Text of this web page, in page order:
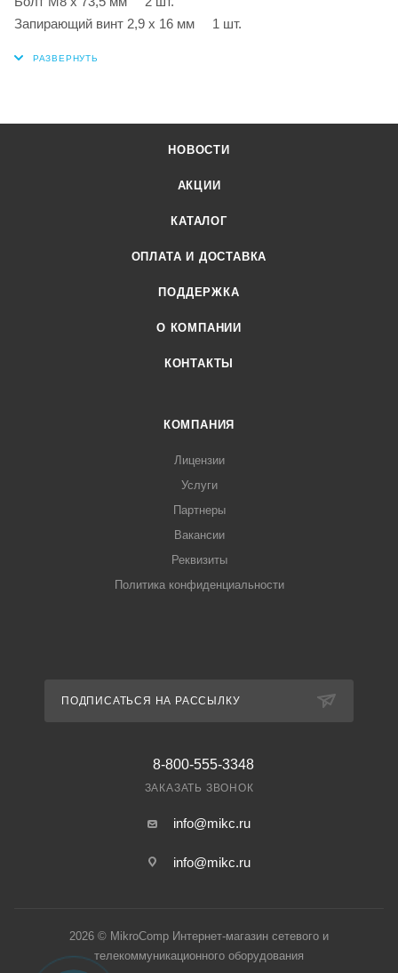
Запирающий винт 2,9 x 16 мм 1 шт.
НОВОСТИ
АКЦИИ
КАТАЛОГ
ОПЛАТА И ДОСТАВКА
ПОДДЕРЖКА
О КОМПАНИИ
КОНТАКТЫ
КОМПАНИЯ
Лицензии
Услуги
Партнеры
Вакансии
Реквизиты
Политика конфиденциальности
ПОДПИСАТЬСЯ НА РАССЫЛКУ
8-800-555-3348
ЗАКАЗАТЬ ЗВОНОК
info@mikc.ru
info@mikc.ru
2026 © MikroComp Интернет-магазин сетевого и
телекоммуникационного оборудования